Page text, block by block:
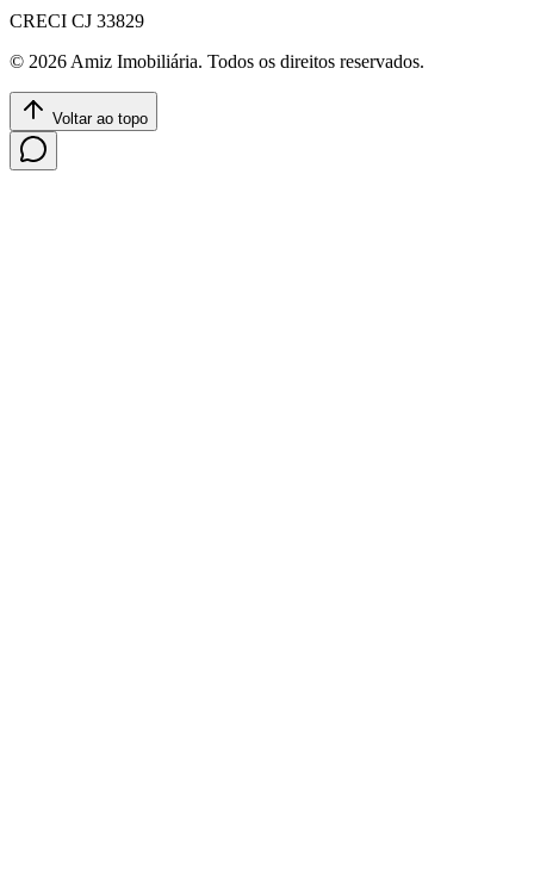
CRECI CJ 33829
© 2026Amiz Imobiliária. Todos os direitos reservados.
Voltar ao topo